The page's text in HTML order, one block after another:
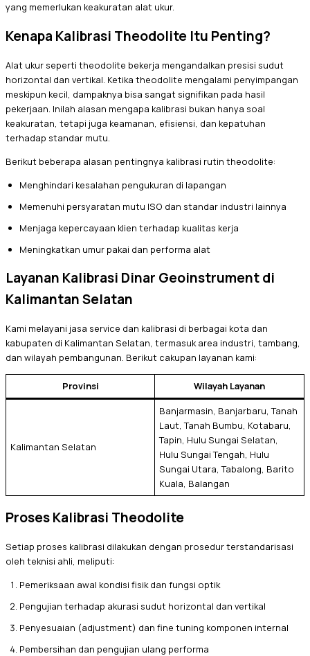
yang memerlukan keakuratan alat ukur.
Kenapa Kalibrasi Theodolite Itu Penting?
Alat ukur seperti theodolite bekerja mengandalkan presisi sudut
horizontal dan vertikal. Ketika theodolite mengalami penyimpangan
meskipun kecil, dampaknya bisa sangat signifikan pada hasil
pekerjaan. Inilah alasan mengapa kalibrasi bukan hanya soal
keakuratan, tetapi juga keamanan, efisiensi, dan kepatuhan
terhadap standar mutu.
Berikut beberapa alasan pentingnya kalibrasi rutin theodolite:
Menghindari kesalahan pengukuran di lapangan
Memenuhi persyaratan mutu ISO dan standar industri lainnya
Menjaga kepercayaan klien terhadap kualitas kerja
Meningkatkan umur pakai dan performa alat
Layanan Kalibrasi Dinar Geoinstrument di
Kalimantan Selatan
Kami melayani jasa service dan kalibrasi di berbagai kota dan
kabupaten di Kalimantan Selatan, termasuk area industri, tambang,
dan wilayah pembangunan. Berikut cakupan layanan kami:
Provinsi Wilayah Layanan
Kalimantan Selatan
Banjarmasin, Banjarbaru, Tanah
Laut, Tanah Bumbu, Kotabaru,
Tapin, Hulu Sungai Selatan,
Hulu Sungai Tengah, Hulu
Sungai Utara, Tabalong, Barito
Kuala, Balangan
Proses Kalibrasi Theodolite
Setiap proses kalibrasi dilakukan dengan prosedur terstandarisasi
oleh teknisi ahli, meliputi:
Pemeriksaan awal kondisi fisik dan fungsi optik
Pengujian terhadap akurasi sudut horizontal dan vertikal
Penyesuaian (adjustment) dan fine tuning komponen internal
Pembersihan dan pengujian ulang performa